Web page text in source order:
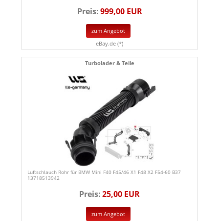
Preis:999,00 EUR
zum Angebot
eBay.de (*)
Turbolader & Teile
Luftschlauch Rohr für BMW Mini F40 F45/46 X1 F48 X2 F54-60 B37
13718513942
Preis:25,00 EUR
zum Angebot